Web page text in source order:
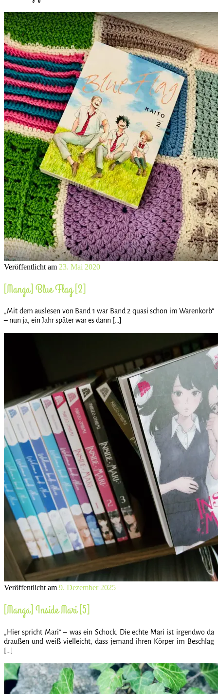
Veröffentlicht am 23. Mai 2020
[Manga] Blue Flag [2]
„Mit dem auslesen von Band 1 war Band 2 quasi schon im Warenkorb“
– nun ja, ein Jahr später war es dann […]
Veröffentlicht am 9. Dezember 2025
[Manga] Inside Mari [5]
„Hier spricht Mari“ – was ein Schock. Die echte Mari ist irgendwo da
draußen und weiß vielleicht, dass jemand ihren Körper im Beschlag
[…]